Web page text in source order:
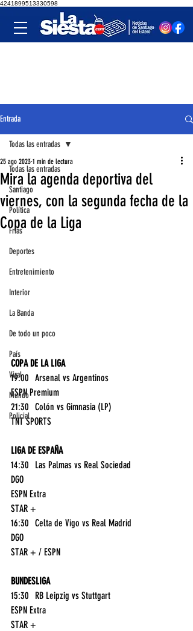
4241899513330598
Entrada
Todas las entradas
Santiago
Política
Frías
Deportes
Entretenimiento
Interior
La Banda
De todo un poco
País
Viral
Mundo
Policial
Todas las entradas
Mira la agenda deportiva del
viernes, con la segunda fecha de la
Copa de la Liga
25 ago 2023 1 min de lectura
COPA DE LA LIGA
ESPN Premium
TNT SPORTS
LIGA DE ESPAÑA
DGO
ESPN Extra
STAR +
DGO
STAR + / ESPN
BUNDESLIGA
ESPN Extra
STAR +